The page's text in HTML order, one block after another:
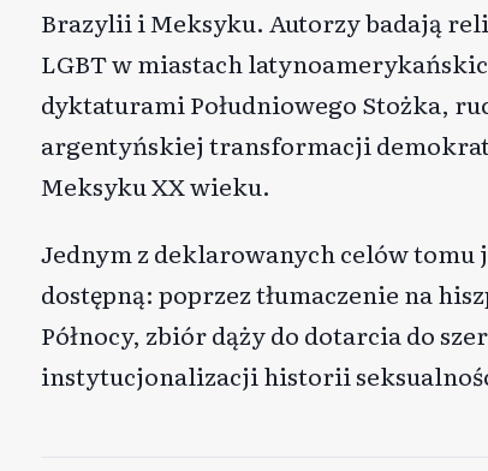
Brazylii i Meksyku. Autorzy badają
LGBT w miastach
dyktaturami Południowego Stożka,
argentyńskiej transformacji
Meksyku XX wieku.
Jednym z deklarowanych celów
dostępną: poprzez tłumaczenie na
Północy, zbiór dąży do dotarcia do
instytucjonalizacji historii